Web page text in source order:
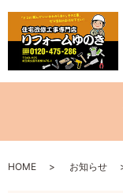
HOME お知らせ